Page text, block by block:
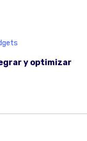
y optimizar